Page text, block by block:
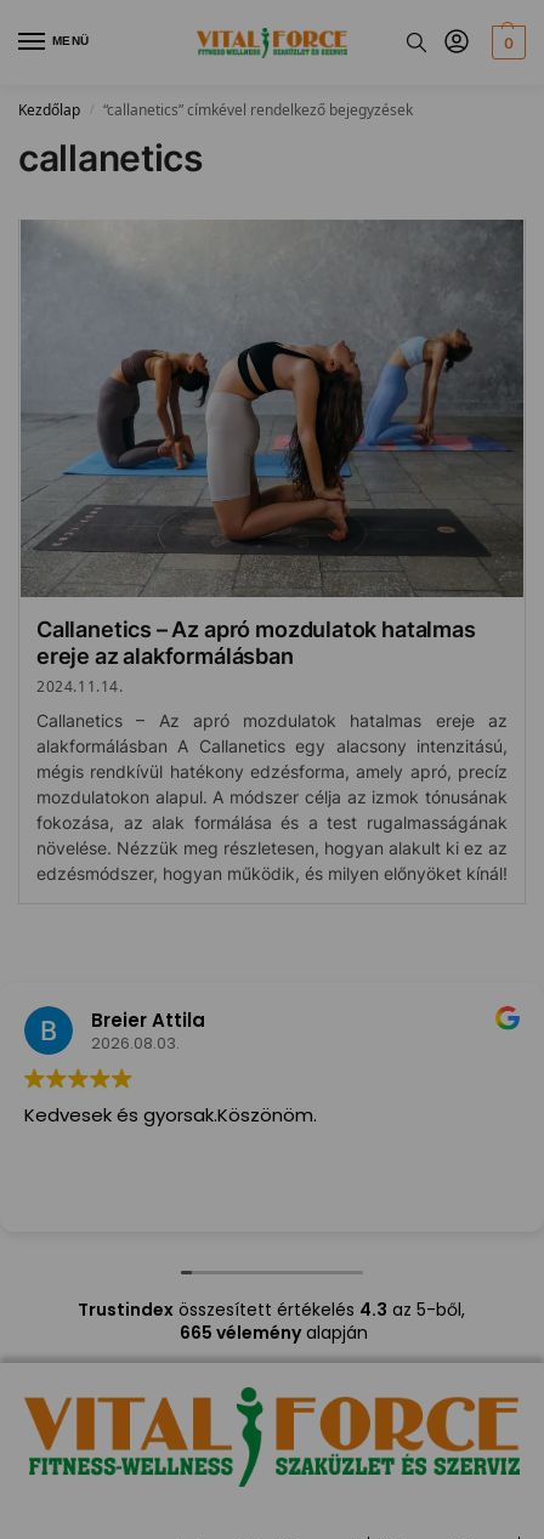
MENÜ 0
Kezdőlap / “callanetics” címkével rendelkező bejegyzések
callanetics
Callanetics – Az apró mozdulatok hatalmas
ereje az alakformálásban
2024.11.14.
Callanetics – Az apró mozdulatok hatalmas ereje az
alakformálásban A Callanetics egy alacsony intenzitású,
mégis rendkívül hatékony edzésforma, amely apró, precíz
mozdulatokon alapul. A módszer célja az izmok tónusának
fokozása, az alak formálása és a test rugalmasságának
növelése. Nézzük meg részletesen, hogyan alakult ki ez az
edzésmódszer, hogyan működik, és milyen előnyöket kínál!
Breier Attila
2026.08.03.
Kedvesek és gyorsak.Köszönöm.
Trustindexösszesített értékelés 4.3 az 5-ből,
665 véleményalapján